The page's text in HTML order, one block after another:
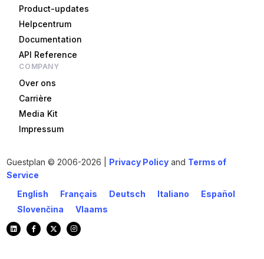
Product-updates
Helpcentrum
Documentation
API Reference
COMPANY
Over ons
Carrière
Media Kit
Impressum
Guestplan © 2006-2026 | Privacy Policy and Terms of
Service
English
Français Deutsch Italiano
Español
Slovenčina
Vlaams